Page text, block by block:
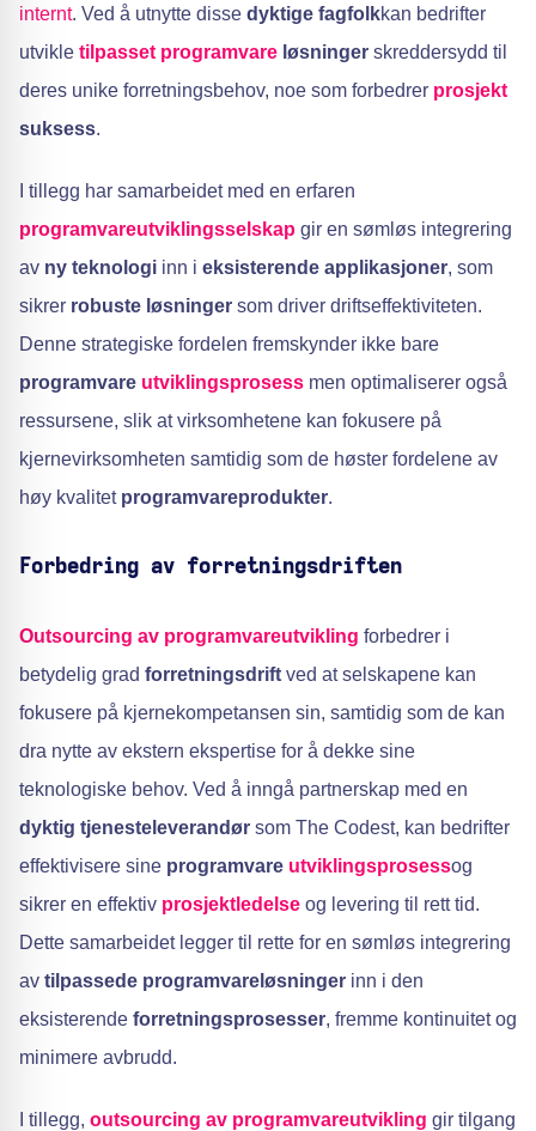
internt. Ved å utnytte disse dyktige fagfolkkan bedrifter
utvikle tilpasset programvare løsninger skreddersydd til
deres unike forretningsbehov, noe som forbedrer prosjekt
suksess.
I tillegg har samarbeidet med en erfaren
programvareutviklingsselskap gir en sømløs integrering
av ny teknologi inn i eksisterende applikasjoner, som
sikrer robuste løsninger som driver driftseffektiviteten.
Denne strategiske fordelen fremskynder ikke bare
programvare utviklingsprosess men optimaliserer også
ressursene, slik at virksomhetene kan fokusere på
kjernevirksomheten samtidig som de høster fordelene av
høy kvalitet programvareprodukter.
Forbedring av forretningsdriften
Outsourcing av programvareutvikling forbedrer i
betydelig grad forretningsdrift ved at selskapene kan
fokusere på kjernekompetansen sin, samtidig som de kan
dra nytte av ekstern ekspertise for å dekke sine
teknologiske behov. Ved å inngå partnerskap med en
dyktig tjenesteleverandør som The Codest, kan bedrifter
effektivisere sine programvare utviklingsprosessog
sikrer en effektiv prosjektledelse og levering til rett tid.
Dette samarbeidet legger til rette for en sømløs integrering
av tilpassede programvareløsninger inn i den
eksisterende forretningsprosesser, fremme kontinuitet og
minimere avbrudd.
I tillegg, outsourcing av programvareutvikling gir tilgang